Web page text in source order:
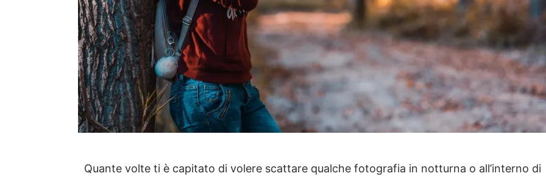
Quante volte ti è capitato di volere scattare qualche fotografia in notturna o all’interno di